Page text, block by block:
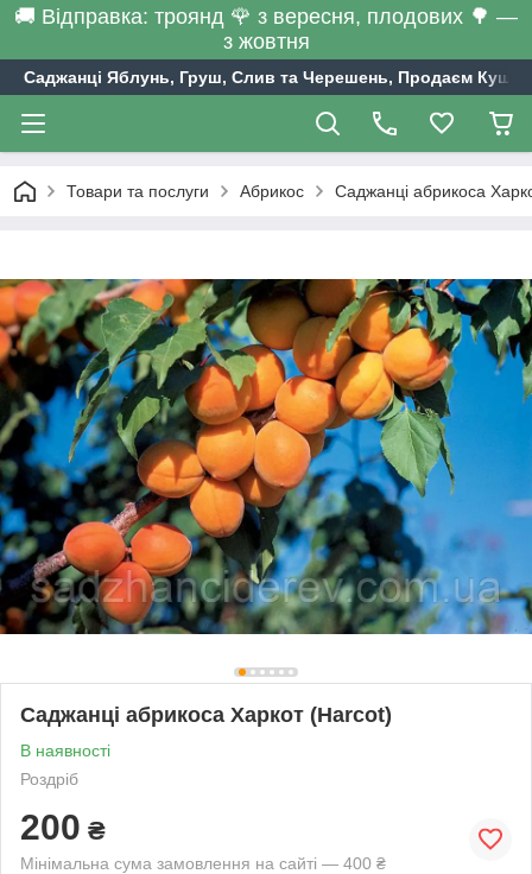
🚚 Відправка: троянд 🌹 з вересня, плодових 🌳 —
з жовтня
Саджанці Яблунь, Груш, Слив та Черешень, Продаєм Кущі
Товари та послуги Абрикос Саджанці абрикоса
Саджанці абрикоса Харкот (Harcot)
В наявності
Роздріб
200 ₴
Мінімальна сума замовлення на сайті — 400 ₴